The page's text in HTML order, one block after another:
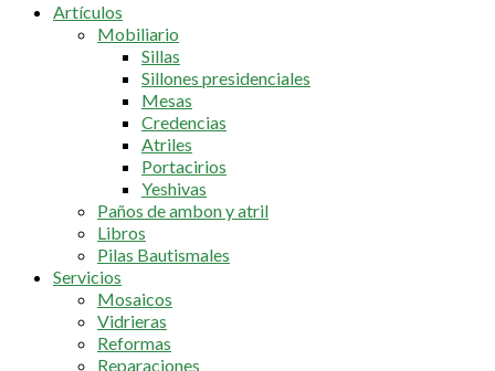
Artículos
Mobiliario
Sillas
Sillones presidenciales
Mesas
Credencias
Atriles
Portacirios
Yeshivas
Paños de ambon y atril
Libros
Pilas Bautismales
Servicios
Mosaicos
Vidrieras
Reformas
Reparaciones